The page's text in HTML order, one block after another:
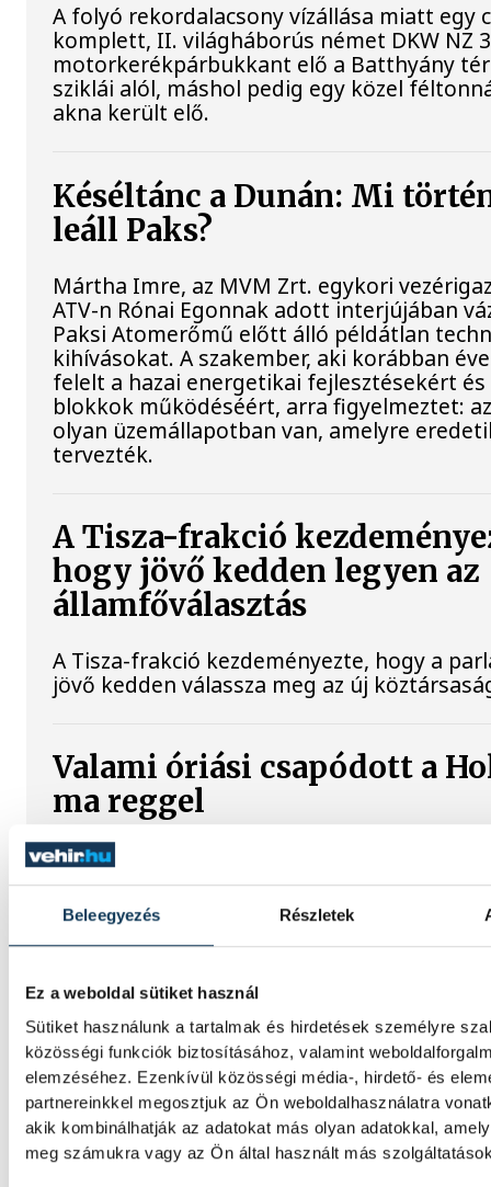
Beleegyezés Részletek
Ez a weboldal sütiket használ
Sütiket használunk a tartalmak és hirdetések személyre
közösségi funkciók biztosításához, valamint
elemzéséhez. Ezenkívül közösségi média-, hirdető- és
partnereinkkel megosztjuk az Ön weboldalhasználatra
akik kombinálhatják az adatokat más olyan adatokkal,
meg számukra vagy az Ön által használt más
A folyó rekordalacsony vízállása miatt egy
komplett, II. világháborús német DKW NZ
motorkerékpárbukkant elő a Batthyány
sziklái alól, máshol pedig egy közel
akna került elő.
Késéltánc a Dunán: Mi
leáll Paks?
Mártha Imre, az MVM Zrt. egykori
ATV-n Rónai Egonnak adott interjújában
Paksi Atomerőmű előtt álló példátlan
kihívásokat. A szakember, aki korábban
felelt a hazai energetikai fejlesztésekért és
blokkok működéséért, arra figyelmeztet:
olyan üzemállapotban van, amelyre
tervezték.
A Tisza-frakció
hogy jövő kedden legyen az
államfőválasztás
A Tisza-frakció kezdeményezte, hogy a
jövő kedden válassza meg az új
Valami óriási csapódott a
ma reggel
Rendhagyó esemény zajlott le kedden
idő szerint 8:35 körül a Hold felszínébe
SpaceX egyik Falcon–9 rakétájának felső
becsapódást a Földről szabad szemmel
látni, a szakemberek azonban
Rekordok Európában –
Magyarország a legforróbb,
Angliában szárazság tombol